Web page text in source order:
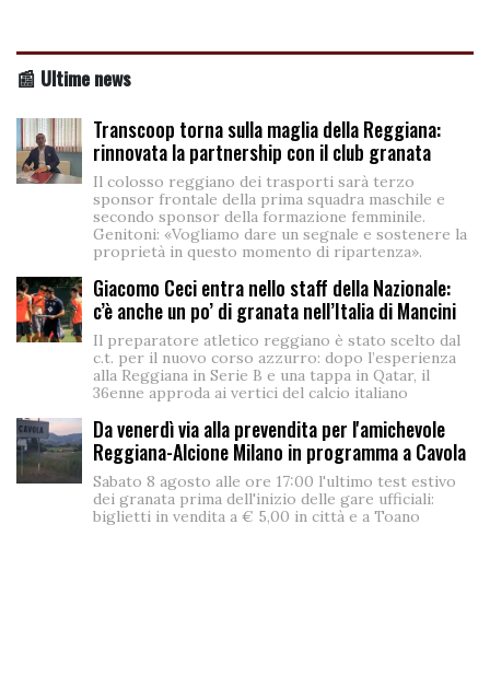
📰 Ultime news
Transcoop torna sulla maglia della Reggiana:
rinnovata la partnership con il club granata
Il colosso reggiano dei trasporti sarà terzo
sponsor frontale della prima squadra maschile e
secondo sponsor della formazione femminile.
Genitoni: «Vogliamo dare un segnale e sostenere la
proprietà in questo momento di ripartenza».
Giacomo Ceci entra nello staff della Nazionale:
c’è anche un po’ di granata nell’Italia di Mancini
Il preparatore atletico reggiano è stato scelto dal
c.t. per il nuovo corso azzurro: dopo l’esperienza
alla Reggiana in Serie B e una tappa in Qatar, il
36enne approda ai vertici del calcio italiano
Da venerdì via alla prevendita per l'amichevole
Reggiana-Alcione Milano in programma a Cavola
Sabato 8 agosto alle ore 17:00 l'ultimo test estivo
dei granata prima dell'inizio delle gare ufficiali:
biglietti in vendita a € 5,00 in città e a Toano